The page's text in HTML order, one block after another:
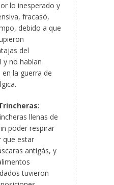
lo inesperado y
fracasó,
debido a que
del
y no habían
la guerra de
llenas de
poder respirar
que estar
antigás, y
tuvieron